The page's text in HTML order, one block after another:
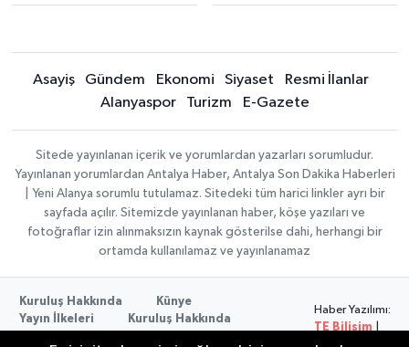
Asayiş Gündem Ekonomi Siyaset
Resmi İlanlar
Alanyaspor
Turizm E-Gazete
Sitede yayınlanan içerik ve yorumlardan yazarları sorumludur.
Yayınlanan yorumlardan Antalya Haber, Antalya Son Dakika Haberleri
| Yeni Alanya sorumlu tutulamaz. Sitedeki tüm harici linkler ayrı bir
sayfada açılır. Sitemizde yayınlanan haber, köşe yazıları ve
fotoğraflar izin alınmaksızın kaynak gösterilse dahi, herhangi bir
ortamda kullanılamaz ve yayınlanamaz
Kuruluş Hakkında
Künye
Yayın İlkeleri
Kuruluş Hakkında
Haber Yazılımı:
TE Bilişim
Copyright ©